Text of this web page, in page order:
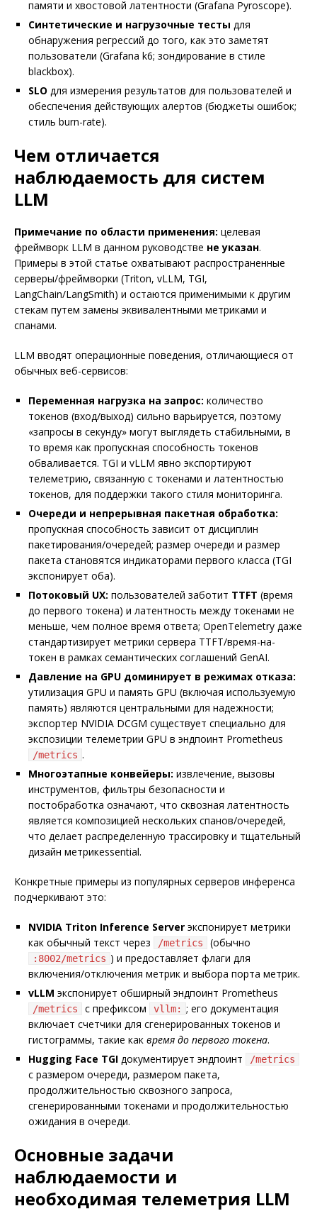
памяти и хвостовой латентности (Grafana Pyroscope).
Синтетические и нагрузочные тесты для
обнаружения регрессий до того, как это заметят
пользователи (Grafana k6; зондирование в стиле
blackbox).
SLO для измерения результатов для пользователей и
обеспечения действующих алертов (бюджеты ошибок;
стиль burn-rate).
Чем отличается
наблюдаемость для систем
LLM
Примечание по области применения: целевая
фреймворк LLM в данном руководстве не указан.
Примеры в этой статье охватывают распространенные
серверы/фреймворки (Triton, vLLM, TGI,
LangChain/LangSmith) и остаются применимыми к другим
стекам путем замены эквивалентными метриками и
спанами.
LLM вводят операционные поведения, отличающиеся от
обычных веб-сервисов:
Переменная нагрузка на запрос: количество
токенов (вход/выход) сильно варьируется, поэтому
«запросы в секунду» могут выглядеть стабильными, в
то время как пропускная способность токенов
обваливается. TGI и vLLM явно экспортируют
телеметрию, связанную с токенами и латентностью
токенов, для поддержки такого стиля мониторинга.
Очереди и непрерывная пакетная обработка:
пропускная способность зависит от дисциплин
пакетирования/очередей; размер очереди и размер
пакета становятся индикаторами первого класса (TGI
экспонирует оба).
Потоковый UX: пользователей заботит TTFT (время
до первого токена) и латентность между токенами не
меньше, чем полное время ответа; OpenTelemetry даже
стандартизирует метрики сервера TTFT/время-на-
токен в рамках семантических соглашений GenAI.
Давление на GPU доминирует в режимах отказа:
утилизация GPU и память GPU (включая используемую
память) являются центральными для надежности;
экспортер NVIDIA DCGM существует специально для
экспозиции телеметрии GPU в эндпоинт Prometheus
/metrics .
Многоэтапные конвейеры: извлечение, вызовы
инструментов, фильтры безопасности и
постобработка означают, что сквозная латентность
является композицией нескольких спанов/очередей,
что делает распределенную трассировку и тщательный
дизайн метрикessential.
Конкретные примеры из популярных серверов инференса
подчеркивают это:
NVIDIA Triton Inference Server экспонирует метрики
как обычный текст через
/metrics (обычно
:8002/metrics ) и предоставляет флаги для
включения/отключения метрик и выбора порта метрик.
vLLM экспонирует обширный эндпоинт Prometheus
/metrics с префиксом vllm: ; его документация
включает счетчики для сгенерированных токенов и
гистограммы, такие как время до первого токена.
Hugging Face TGI документирует эндпоинт /metrics
с размером очереди, размером пакета,
продолжительностью сквозного запроса,
сгенерированными токенами и продолжительностью
ожидания в очереди.
Основные задачи
наблюдаемости и
необходимая телеметрия LLM